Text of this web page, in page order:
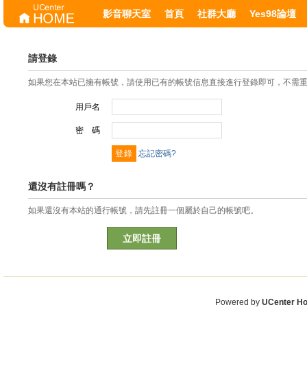
影音聊天室 首頁 社群大廳 Yes98論壇
請登錄
如果您在本站已擁有帳號，請使用已有的帳號信息直接進行登錄即可，不需
用戶名
密 碼
忘記密碼?
還沒有註冊嗎？
如果還沒有本站的通行帳號，請先註冊一個屬於自己的帳號吧。
立即註冊
Powered by UCenter